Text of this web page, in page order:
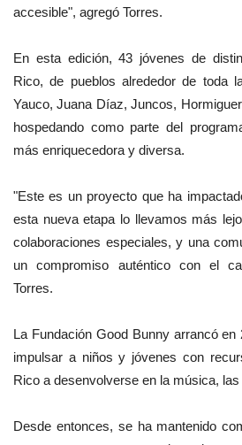
accesible", agregó Torres.
En esta edición, 43 jóvenes de
Rico, de pueblos alrededor de toda
Yauco, Juana Díaz, Juncos,
hospedando como parte del
más enriquecedora y diversa.
"Este es un proyecto que ha
esta nueva etapa lo llevamos más
colaboraciones especiales, y una
un compromiso auténtico con el
Torres.
La Fundación Good Bunny arrancó
impulsar a niños y jóvenes con
Rico a desenvolverse en la música,
Desde entonces, se ha mantenido